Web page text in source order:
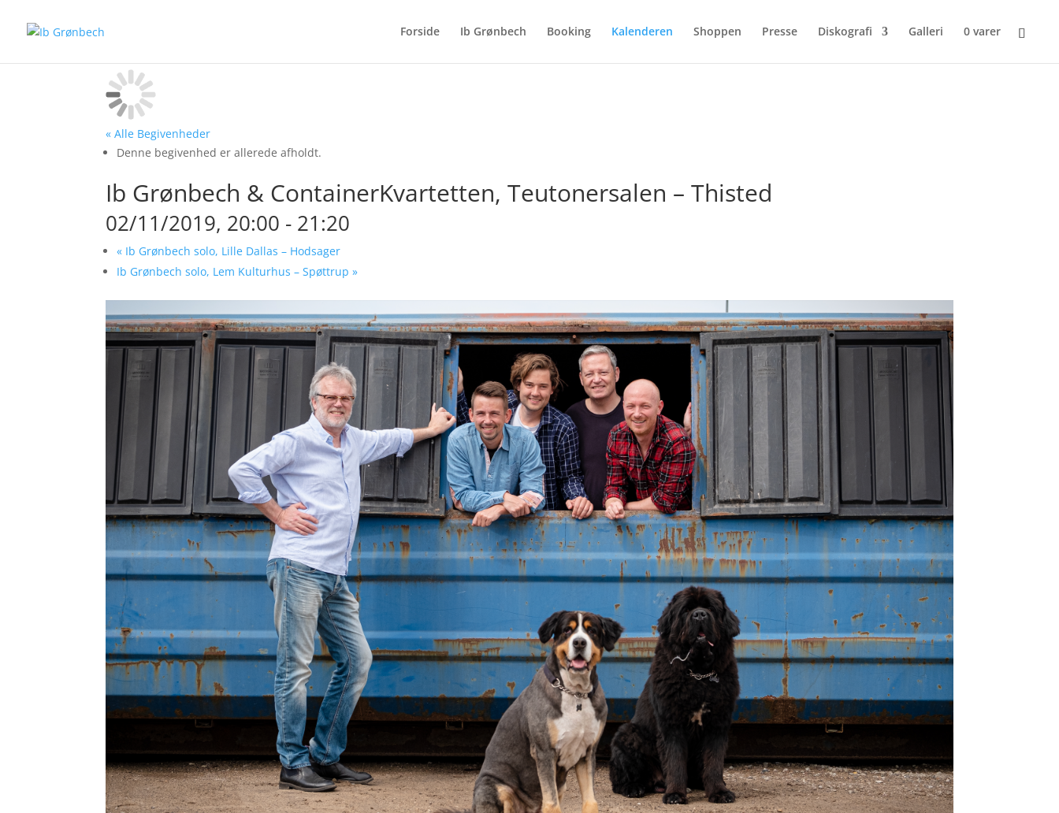
Forside Ib Grønbech Booking Kalenderen Shoppen Presse Diskografi Galleri 0 varer
« Alle Begivenheder
Denne begivenhed er allerede afholdt.
Ib Grønbech & ContainerKvartetten, Teutonersalen – Thisted
02/11/2019, 20:00 - 21:20
« Ib Grønbech solo, Lille Dallas – Hodsager
Ib Grønbech solo, Lem Kulturhus – Spøttrup»